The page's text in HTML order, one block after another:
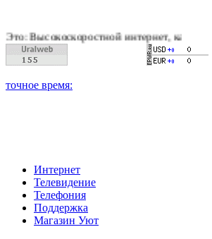
интернет, качественное
Интернет
Телевидение
Телефония
Поддержка
Магазин Уют